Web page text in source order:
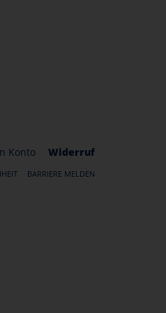
Konto Widerruf
BARRIERE MELDEN